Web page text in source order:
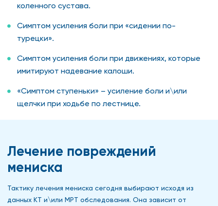
коленного сустава.
Симптом усиления боли при «сидении по-
турецки».
Симптом усиления боли при движениях, которые
имитируют надевание калоши.
«Симптом ступеньки» – усиление боли и\или
щелчки при ходьбе по лестнице.
Лечение повреждений
мениска
Тактику лечения мениска сегодня выбирают исходя из
данных КТ и\или МРТ обследования. Она зависит от